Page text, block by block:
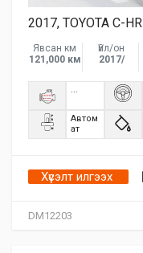
DM12203
2017, TOYOTA C-HR
Явсан км
121,000 км
Үйл/он
2017/
...
Автом
ат
Хүсэлт илгээх